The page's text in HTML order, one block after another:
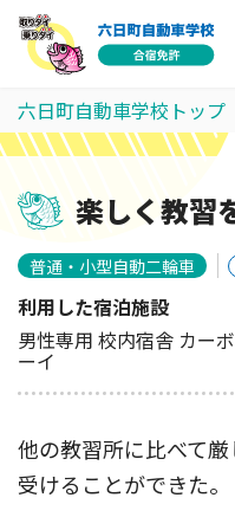
六日町自動車学校トップ
楽しく教習
普通・小型自動二輪車
利用した宿泊施設
男性専用 校内宿舎 カーボ
ーイ
他の教習所に比べて
受けることができた。